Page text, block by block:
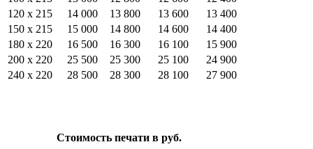
120 х 215
14 000 13 800 13 600
13 400
150 х 215
15 000 14 800 14 600
14 400
180 х 220
16 500 16 300 16 100
15 900
200 х 220
25 500 25 300 25 100
24 900
240 х 220
28 500 28 300 28 100 27 900
Стоимость печати в руб.